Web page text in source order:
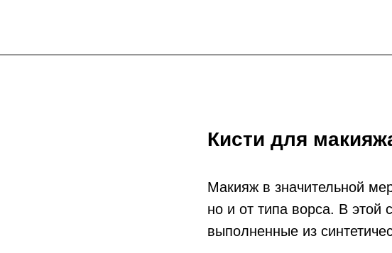
Кисти для
Макияж в значительной
но и от типа ворса. В этой
выполненные из